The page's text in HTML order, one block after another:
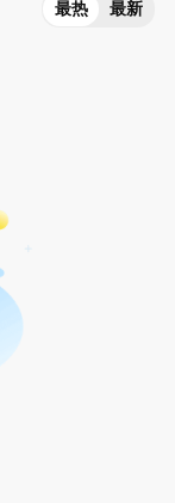
最热 最新